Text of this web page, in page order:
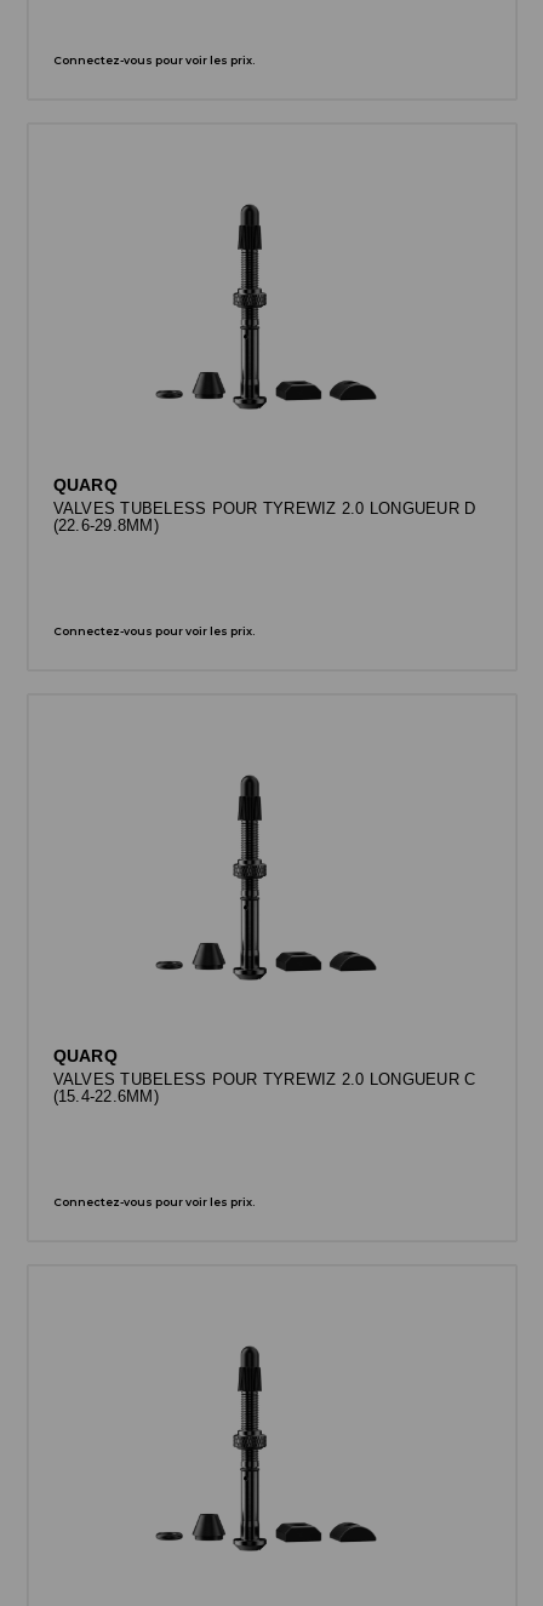
Connectez-vous pour voir les prix.
QUARQ
VALVES TUBELESS POUR TYREWIZ 2.0 LONGUEUR D
(22.6-29.8MM)
Connectez-vous pour voir les prix.
QUARQ
VALVES TUBELESS POUR TYREWIZ 2.0 LONGUEUR C
(15.4-22.6MM)
Connectez-vous pour voir les prix.